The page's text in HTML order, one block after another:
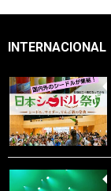
INTERNACIONAL